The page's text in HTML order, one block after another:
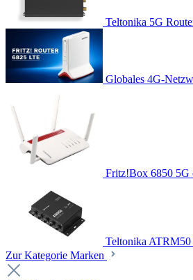
Teltonika 5G
Globales 4G-
Fritz!Box 6850 5G
Teltonika
Zur Kategorie Marken